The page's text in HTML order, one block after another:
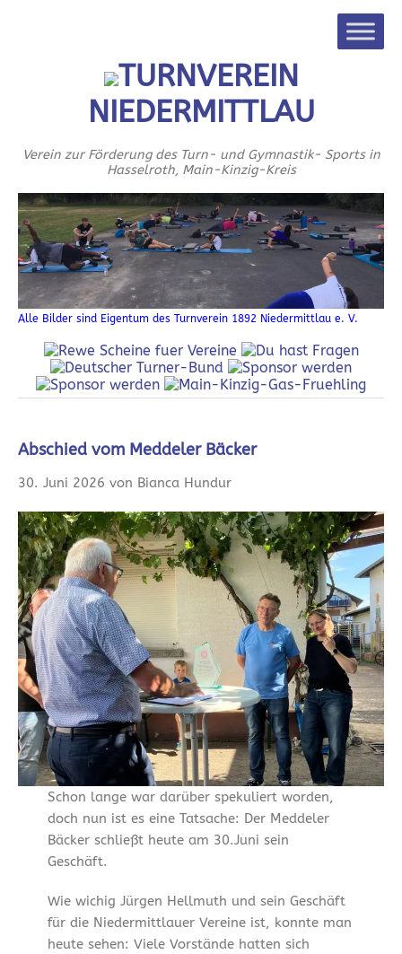
TURNVEREIN
NIEDERMITTLAU
Verein zur Förderung des Turn- und Gymnastik- Sports in
Hasselroth, Main-Kinzig-Kreis
Alle Bilder sind Eigentum des Turnverein 1892 Niedermittlau e. V.
Abschied vom Meddeler Bäcker
30. Juni 2026 von Bianca Hundur
Schon lange war darüber spekuliert worden,
doch nun ist es eine Tatsache: Der Meddeler
Bäcker schließt heute am 30.Juni sein
Geschäft.
Wie wichig Jürgen Hellmuth und sein Geschäft
für die Niedermittlauer Vereine ist, konnte man
heute sehen: Viele Vorstände hatten sich